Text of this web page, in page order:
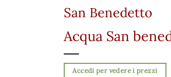
San Benedetto
Acqua San
Accedi per vedere i prezzi